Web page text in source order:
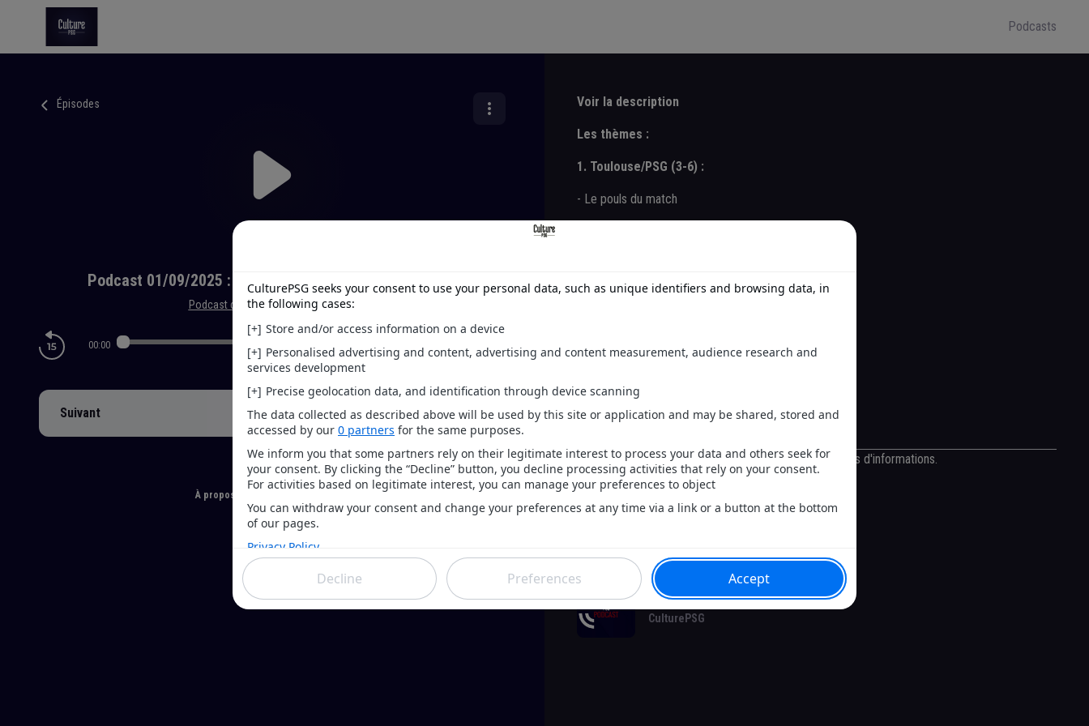
Podcasts
Épisodes
Podcast 01/09/2025 : TFC/PSG (3-6), tirage et mercato
Podcast de CulturePSG | CulturePSG
00:00
Suivant
À propos
Voir la description
Les thèmes :
1. Toulouse/PSG (3-6) :
- Le pouls du match
2. Le tirage au sort de la Champions League
- Le pouls du mercato
- Les mouvements qu'on a aimés et pas aimés
/!\ pour aider le site : https://fr.tipeee.com/culturepsg
Hébergé par Acast. Visitezacast.com/privacypour plus d'informations.
Catégories: Sports, Soccer, Football
Podcast de CulturePSG
CulturePSG